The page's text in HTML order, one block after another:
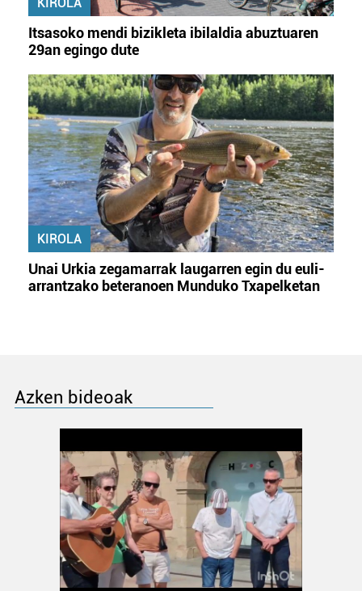
Itsasoko mendi bizikleta ibilaldia abuztuaren
29an egingo dute
KIROLA
Unai Urkia zegamarrak laugarren egin du euli-
arrantzako beteranoen Munduko Txapelketan
Azken bideoak